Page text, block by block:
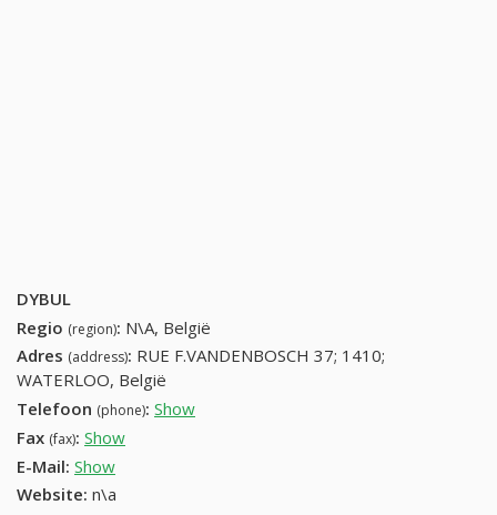
DYBUL
Regio (region): N\A, België
Adres (address): RUE F.VANDENBOSCH 37; 1410;
WATERLOO, België
Telefoon (phone): Show
Fax (fax): Show
E-Mail: Show
Website: n\a